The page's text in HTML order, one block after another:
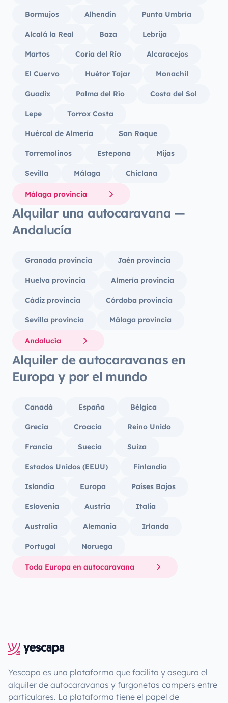
Bormujos Alhendín Punta Umbría
Alcalá la Real Baza Lebrija
Martos Coria del Río Alcaracejos
El Cuervo Huétor Tajar Monachil
Guadix Palma del Río Costa del Sol
Lepe Torrox Costa
Huércal de Almería San Roque
Torremolinos Estepona Mijas
Sevilla Málaga Chiclana
Málaga provincia
Alquilar una autocaravana —
Andalucía
Granada provincia Jaén provincia
Huelva provincia Almería provincia
Cádiz provincia Córdoba provincia
Sevilla provincia Málaga provincia
Andalucía
Alquiler de autocaravanas en
Europa y por el mundo
Canadá España Bélgica
Grecia Croacia Reino Unido
Francia Suecia Suiza
Estados Unidos (EEUU) Finlandia
Islandia Europa Países Bajos
Eslovenia Austria Italia
Australia Alemania Irlanda
Portugal Noruega
Toda Europa en autocaravana
Yescapa es una plataforma que facilita y asegura el
alquiler de autocaravanas y furgonetas campers entre
particulares. La plataforma tiene el papel de